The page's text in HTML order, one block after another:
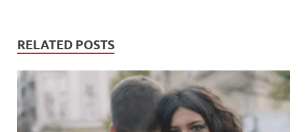
RELATED POSTS